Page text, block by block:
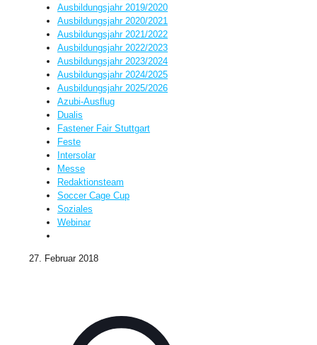
Ausbildungsjahr 2019/2020
Ausbildungsjahr 2020/2021
Ausbildungsjahr 2021/2022
Ausbildungsjahr 2022/2023
Ausbildungsjahr 2023/2024
Ausbildungsjahr 2024/2025
Ausbildungsjahr 2025/2026
Azubi-Ausflug
Dualis
Fastener Fair Stuttgart
Feste
Intersolar
Messe
Redaktionsteam
Soccer Cage Cup
Soziales
Webinar
27. Februar 2018